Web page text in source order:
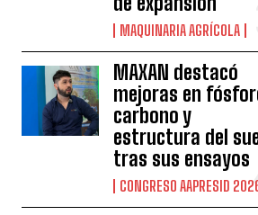
MAQUINARIA AGRÍCOLA
MAXAN destacó
mejoras en
carbono y
estructura del
tras sus ensayos
CONGRESO AAPRESID